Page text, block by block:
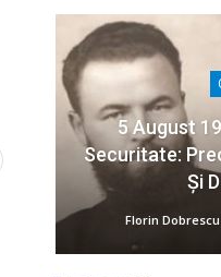
5 August
Securitate:
Și
Florin Dobrescu